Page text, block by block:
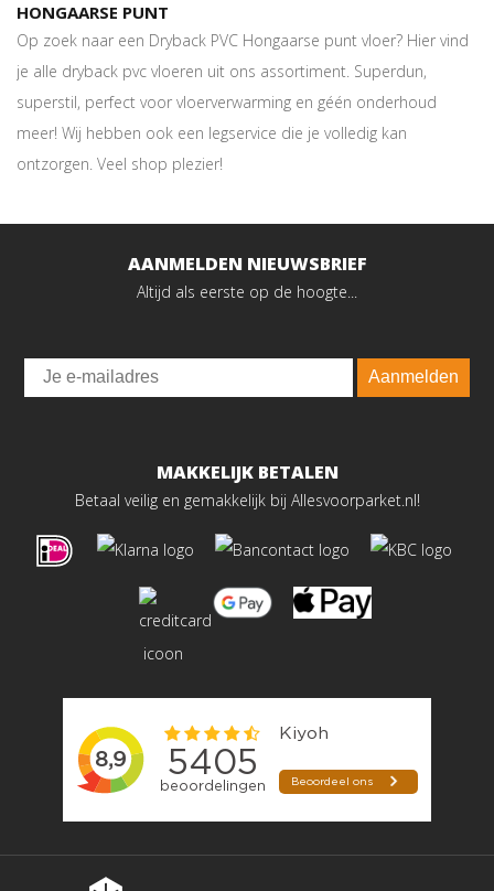
HONGAARSE PUNT
Op zoek naar een Dryback PVC Hongaarse punt vloer? Hier vind
je alle dryback pvc vloeren uit ons assortiment. Superdun,
superstil, perfect voor vloerverwarming en géén onderhoud
meer! Wij hebben ook een legservice die je volledig kan
ontzorgen. Veel shop plezier!
AANMELDEN NIEUWSBRIEF
Altijd als eerste op de hoogte...
Email
Aanmelden
MAKKELIJK BETALEN
Betaal veilig en gemakkelijk bij Allesvoorparket.nl!